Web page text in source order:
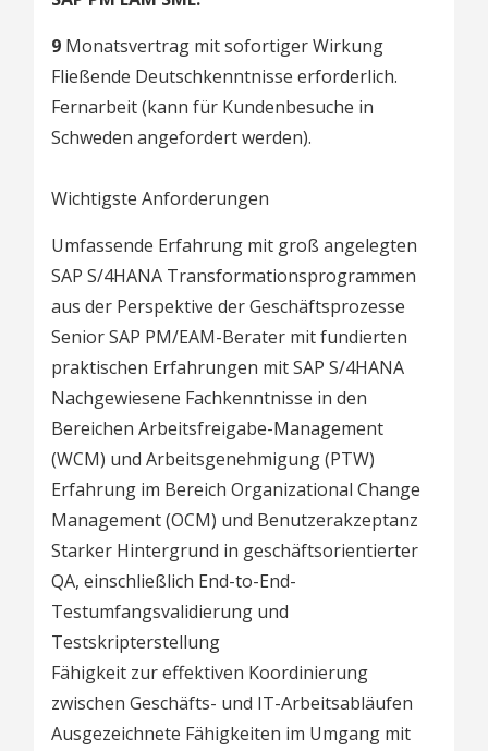
9 Monatsvertrag mit sofortiger Wirkung
Fließende Deutschkenntnisse erforderlich.
Fernarbeit (kann für Kundenbesuche in
Schweden angefordert werden).
Wichtigste Anforderungen
Umfassende Erfahrung mit groß angelegten
SAP S/4HANA Transformationsprogrammen
aus der Perspektive der Geschäftsprozesse
Senior SAP PM/EAM-Berater mit fundierten
praktischen Erfahrungen mit SAP S/4HANA
Nachgewiesene Fachkenntnisse in den
Bereichen Arbeitsfreigabe-Management
(WCM) und Arbeitsgenehmigung (PTW)
Erfahrung im Bereich Organizational Change
Management (OCM) und Benutzerakzeptanz
Starker Hintergrund in geschäftsorientierter
QA, einschließlich End-to-End-
Testumfangsvalidierung und
Testskripterstellung
Fähigkeit zur effektiven Koordinierung
zwischen Geschäfts- und IT-Arbeitsabläufen
Ausgezeichnete Fähigkeiten im Umgang mit